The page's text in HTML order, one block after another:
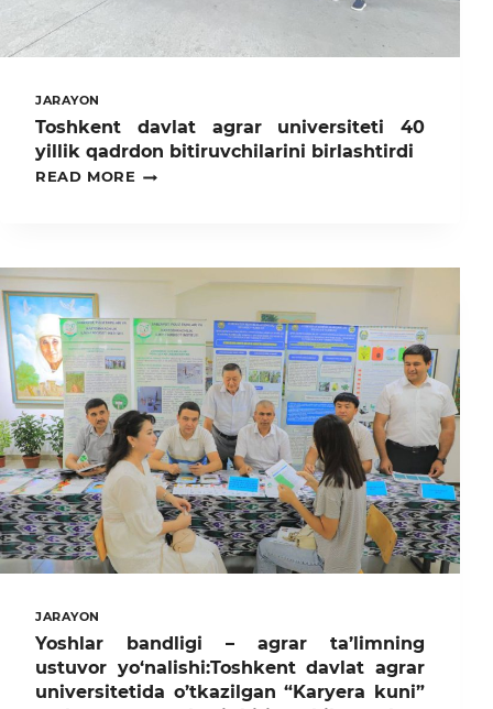
JARAYON
Toshkent davlat agrar universiteti 40
yillik qadrdon bitiruvchilarini birlashtirdi
READ MORE
TOSHKENT
YILLIK
QADRDON
BITIRUVCHILARINI
BIRLASHTIRDI
JARAYON
Yoshlar bandligi – agrar ta’limning
ustuvor yo‘nalishi:Toshkent davlat agrar
universitetida o’tkazilgan “Karyera kuni”